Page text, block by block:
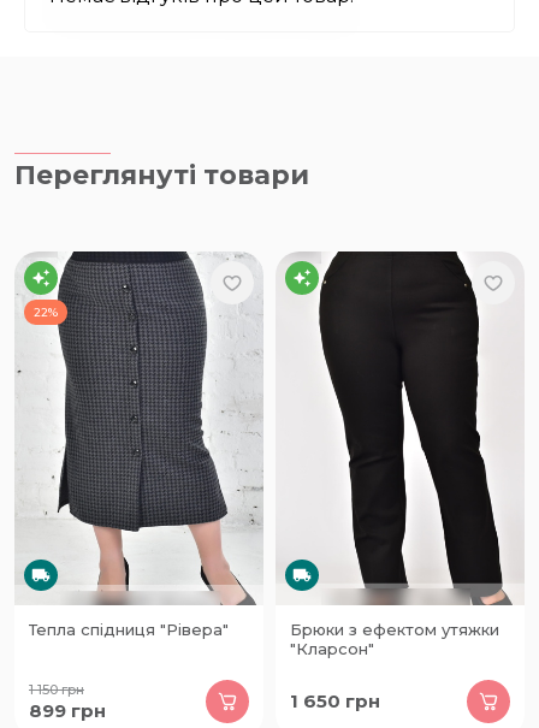
Переглянуті товари
22%
Тепла спідниця "Рівера"
1 150грн
899 грн
Брюки з ефектом утяжки
"Кларсон"
1 650 грн